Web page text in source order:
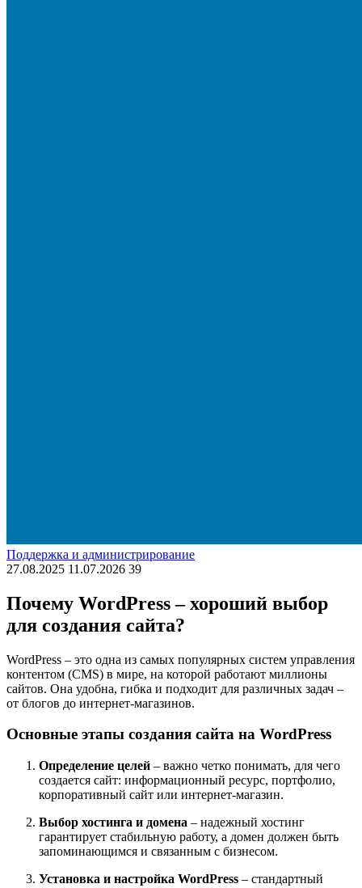
Поддержка и администрирование
27.08.2025 11.07.2026 39
Почему WordPress – хороший выбор
для создания сайта?
WordPress – это одна из самых популярных систем управления
контентом (CMS) в мире, на которой работают миллионы
сайтов. Она удобна, гибка и подходит для различных задач –
от блогов до интернет-магазинов.
Основные этапы создания сайта на WordPress
Определение целей – важно четко понимать, для чего
создается сайт: информационный ресурс, портфолио,
корпоративный сайт или интернет-магазин.
Выбор хостинга и домена – надежный хостинг
гарантирует стабильную работу, а домен должен быть
запоминающимся и связанным с бизнесом.
Установка и настройка WordPress – стандартный